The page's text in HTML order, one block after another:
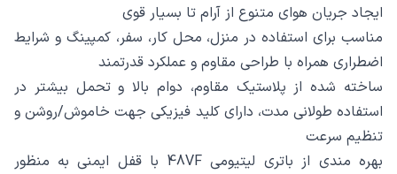
ایجاد جریان هوای متنوع از آرام تا بسیار قوی
مناسب برای استفاده در منزل، محل کار، سفر، کمپینگ و شرایط
اضطراری همراه با طراحی مقاوم و عملکرد قدرتمند
ساخته‌ شده از پلاستیک مقاوم، دوام بالا و تحمل بیشتر در
استفاده طولانی‌ مدت، دارای کلید فیزیکی جهت خاموش/روشن و
تنظیم سرعت
بهره مندی از باتری لیتیومی 48VF با قفل ایمنی به منظور